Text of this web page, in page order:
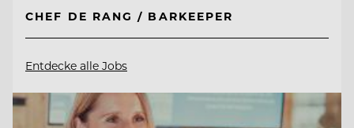
CHEF DE RANG / BARKEEPER
Entdecke alle Jobs